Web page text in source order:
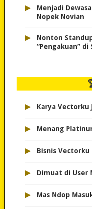
▸
Menjadi
Nopek Novian
▸
Nonton
“Pengakuan” di
▸ Karya Vectorku
▸ Menang
▸ Bisnis Vectorku
▸ Dimuat di User
▸ Mas Ndop